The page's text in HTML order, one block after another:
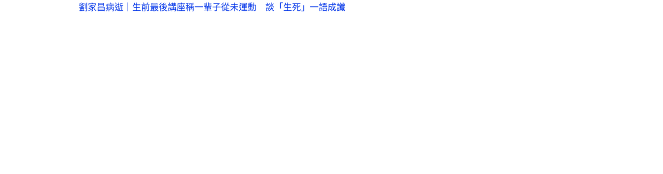
劉家昌病逝｜生前最後講座稱一輩子從未運動 談「生死」一語成讖